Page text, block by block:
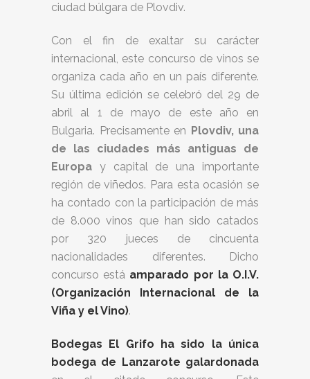
ciudad búlgara de Plovdiv.
Con el fin de exaltar su carácter
internacional, este concurso de vinos se
organiza cada año en un país diferente.
Su última edición se celebró del 29 de
abril al 1 de mayo de este año en
Bulgaria. Precisamente en Plovdiv, una
de las ciudades más antiguas de
Europa y capital de una importante
región de viñedos. Para esta ocasión se
ha contado con la participación de más
de 8.000 vinos que han sido catados
por 320 jueces de cincuenta
nacionalidades diferentes. Dicho
concurso está amparado por la O.I.V.
(Organización Internacional de la
Viña y el Vino).
Bodegas El Grifo ha sido la única
bodega de Lanzarote galardonada